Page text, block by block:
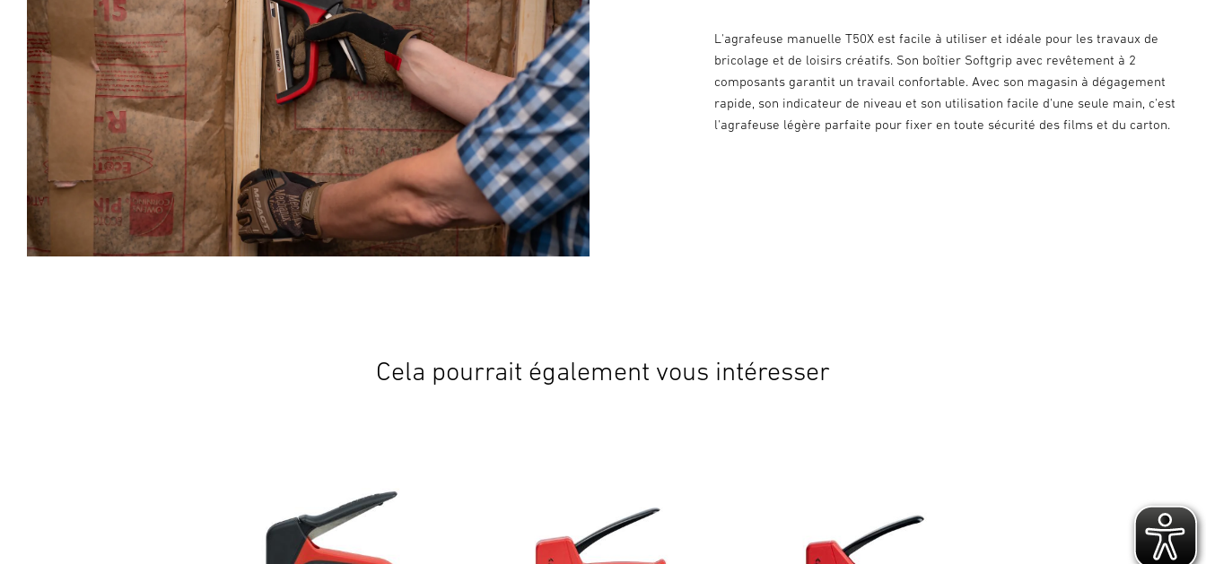
L'agrafeuse manuelle T50X est facile à utiliser et idéale pour les travaux de
bricolage et de loisirs créatifs. Son boîtier Softgrip avec revêtement à 2
composants garantit un travail confortable. Avec son magasin à dégagement
rapide, son indicateur de niveau et son utilisation facile d'une seule main, c'est
l'agrafeuse légère parfaite pour fixer en toute sécurité des films et du carton.
Cela pourrait également vous intéresser